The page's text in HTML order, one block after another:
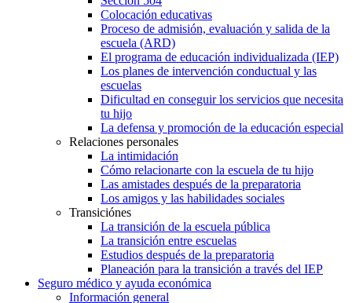
Colocación educativas
Proceso de admisión, evaluación y salida de la
escuela (ARD)
El programa de educación individualizada (IEP)
Los planes de intervención conductual y las
escuelas
Dificultad en conseguir los servicios que necesita
tu hijo
La defensa y promoción de la educación especial
Relaciones personales
La intimidación
Cómo relacionarte con la escuela de tu hijo
Las amistades después de la preparatoria
Los amigos y las habilidades sociales
Transiciónes
La transición de la escuela pública
La transición entre escuelas
Estudios después de la preparatoria
Planeación para la transición a través del IEP
Seguro médico y ayuda económica
Información general